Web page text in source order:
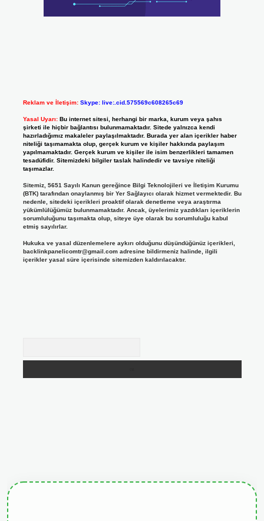
Reklam ve İletişim: Skype: live:.cid.575569c608265c69
Yasal Uyarı: Bu internet sitesi, herhangi bir marka, kurum veya şahıs
şirketi ile hiçbir bağlantısı bulunmamaktadır. Sitede yalnızca kendi
hazırladığımız makaleler paylaşılmaktadır. Burada yer alan içerikler haber
niteliği taşımamakta olup, gerçek kurum ve kişiler hakkında paylaşım
yapılmamaktadır. Gerçek kurum ve kişiler ile isim benzerlikleri tamamen
tesadüfidir. Sitemizdeki bilgiler taslak halindedir ve tavsiye niteliği
taşımazlar.
Sitemiz, 5651 Sayılı Kanun gereğince Bilgi Teknolojileri ve İletişim Kurumu
(BTK) tarafından onaylanmış bir Yer Sağlayıcı olarak hizmet vermektedir. Bu
nedenle, sitedeki içerikleri proaktif olarak denetleme veya araştırma
yükümlülüğümüz bulunmamaktadır. Ancak, üyelerimiz yazdıkları içeriklerin
sorumluluğunu taşımakta olup, siteye üye olarak bu sorumluluğu kabul
etmiş sayılırlar.
Hukuka ve yasal düzenlemelere aykırı olduğunu düşündüğünüz içerikleri,
backlinkpanelicomtr@gmail.comadresine bildirmeniz halinde, ilgili
içerikler yasal süre içerisinde sitemizden kaldırılacaktır.